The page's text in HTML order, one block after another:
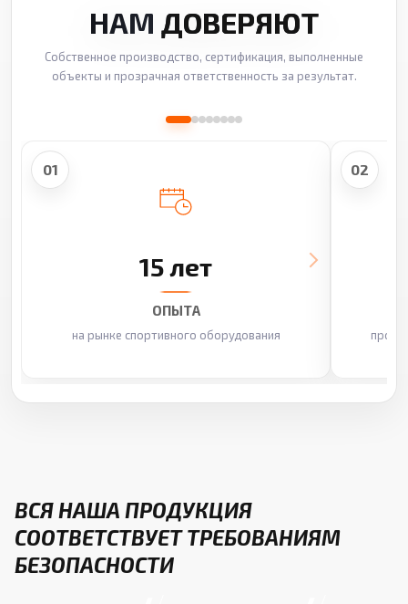
НАМ ДОВЕРЯЮТ
Собственное производство, сертификация, выполненные
объекты и прозрачная ответственность за результат.
01
15 лет
ОПЫТА
на рынке спортивного оборудования
02
ВСЯ НАША ПРОДУКЦИЯ
СООТВЕТСТВУЕТ ТРЕБОВАНИЯМ
БЕЗОПАСНОСТИ